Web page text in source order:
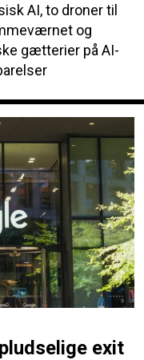
AI, to droner til
og
gætterier på AI-
exit